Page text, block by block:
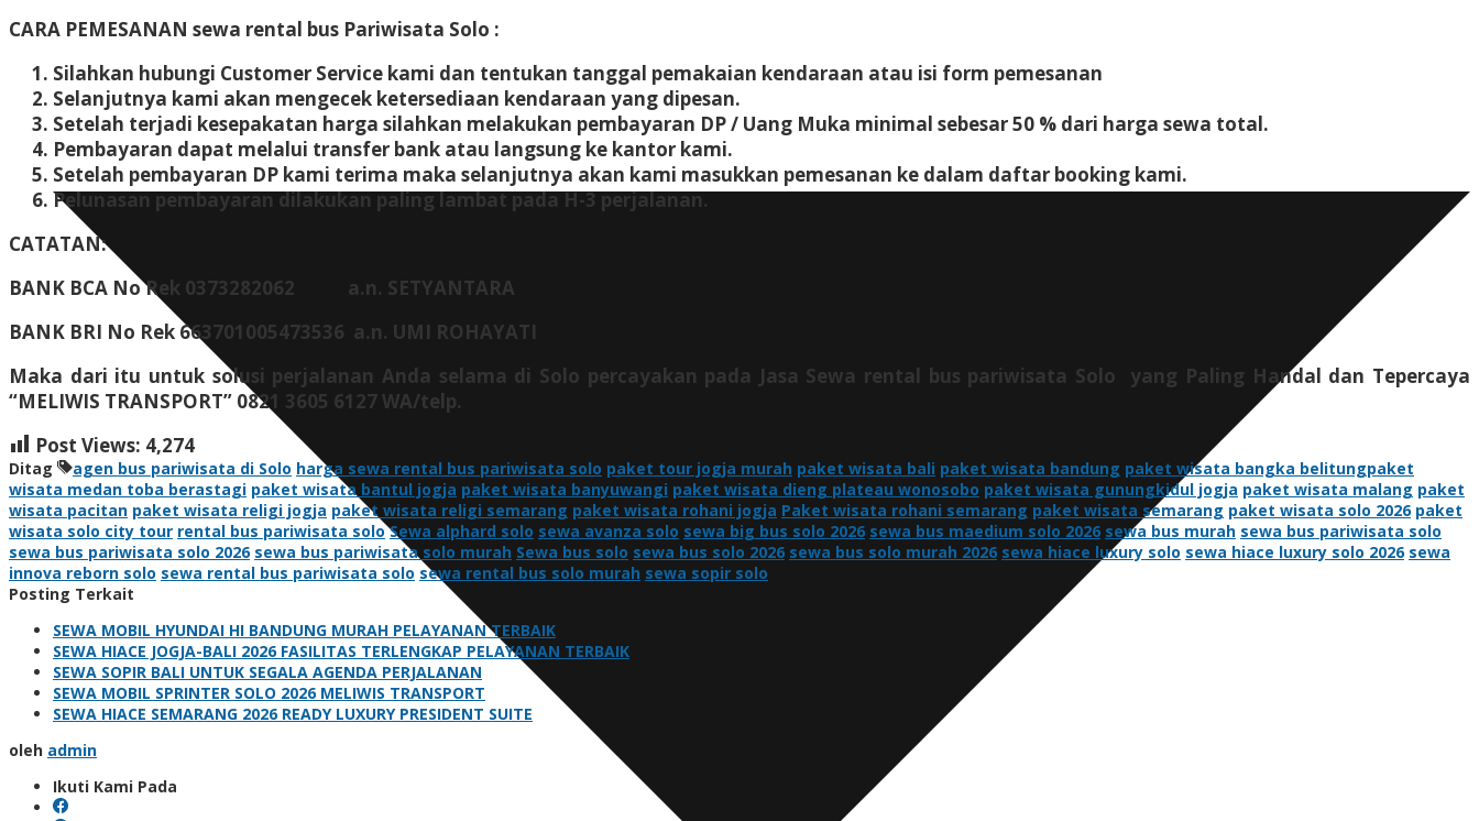
CARA PEMESANAN sewa rental bus Pariwisata Solo :
Silahkan hubungi Customer Service kami dan tentukan tanggal pemakaian kendaraan atau isi form pemesanan
Selanjutnya kami akan mengecek ketersediaan kendaraan yang dipesan.
Setelah terjadi kesepakatan harga silahkan melakukan pembayaran DP / Uang Muka minimal sebesar 50 % dari harga sewa total.
Pembayaran dapat melalui transfer bank atau langsung ke kantor kami.
Setelah pembayaran DP kami terima maka selanjutnya akan kami masukkan pemesanan ke dalam daftar booking kami.
Pelunasan pembayaran dilakukan paling lambat pada H-3 perjalanan.
CATATAN:
BANK BCA No Rek 0373282062 a.n. SETYANTARA
BANK BRI No Rek 663701005473536 a.n. UMI ROHAYATI
Maka dari itu untuk solusi perjalanan Anda selama di Solo percayakan pada Jasa Sewa rental bus pariwisata Solo yang Paling Handal dan Tepercaya
“MELIWIS TRANSPORT” 0821 3605 6127 WA/telp.
Post Views: 4,274
Ditag agen bus pariwisata di Solo harga sewa rental bus pariwisata solo paket tour jogja murah paket wisata bali paket wisata bandung paket wisata bangka belitungpaket
wisata medan toba berastagi paket wisata bantul jogja paket wisata banyuwangi paket wisata dieng plateau wonosobo paket wisata gunungkidul jogja paket wisata malang paket
wisata pacitan paket wisata religi jogja paket wisata religi semarang paket wisata rohani jogja Paket wisata rohani semarang paket wisata semarang paket wisata solo 2026 paket
wisata solo city tour rental bus pariwisata solo Sewa alphard solo sewa avanza solo sewa big bus solo 2026 sewa bus maedium solo 2026 sewa bus murah sewa bus pariwisata solo
sewa bus pariwisata solo 2026 sewa bus pariwisata solo murah Sewa bus solo sewa bus solo 2026 sewa bus solo murah 2026 sewa hiace luxury solo sewa hiace luxury solo 2026 sewa
innova reborn solo sewa rental bus pariwisata solo sewa rental bus solo murah sewa sopir solo
Posting Terkait
SEWA MOBIL HYUNDAI HI BANDUNG MURAH PELAYANAN TERBAIK
SEWA HIACE JOGJA-BALI 2026 FASILITAS TERLENGKAP PELAYANAN TERBAIK
SEWA SOPIR BALI UNTUK SEGALA AGENDA PERJALANAN
SEWA MOBIL SPRINTER SOLO 2026 MELIWIS TRANSPORT
SEWA HIACE SEMARANG 2026 READY LUXURY PRESIDENT SUITE
oleh admin
Ikuti Kami Pada